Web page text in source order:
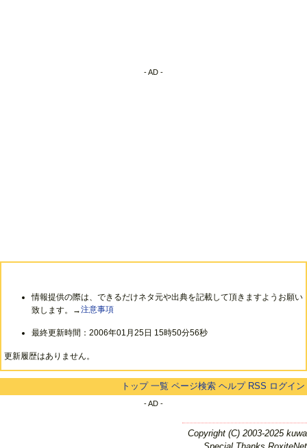
- AD -
情報提供の際は、できるだけネタ元や出典を記載して頂きますようお願い
致します。→注意事項
最終更新時間：2006年01月25日 15時50分56秒
更新履歴はありません。
トップ 一覧 ページ検索 ヘルプ RSS ログイン
- AD -
Copyright (C) 2003-2025 kuwa